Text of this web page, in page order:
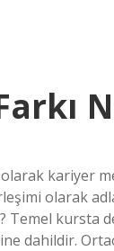
kariyer
olarak
kursta
dahildir.